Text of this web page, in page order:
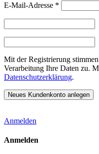
E-Mail-Adresse *
Mit der Registrierung
Verarbeitung Ihre Daten zu.
Datenschutzerklärung.
Anmelden
Anmelden